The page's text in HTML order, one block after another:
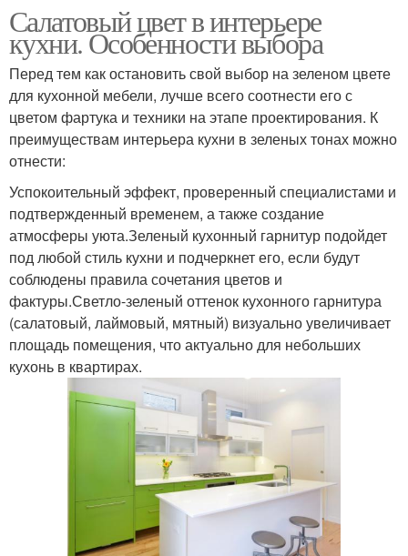
Салатовый цвет в интерьере
кухни. Особенности выбора
Перед тем как остановить свой выбор на зеленом цвете
для кухонной мебели, лучше всего соотнести его с
цветом фартука и техники на этапе проектирования. К
преимуществам интерьера кухни в зеленых тонах можно
отнести:
Успокоительный эффект, проверенный специалистами и
подтвержденный временем, а также создание
атмосферы уюта.Зеленый кухонный гарнитур подойдет
под любой стиль кухни и подчеркнет его, если будут
соблюдены правила сочетания цветов и
фактуры.Светло-зеленый оттенок кухонного гарнитура
(салатовый, лаймовый, мятный) визуально увеличивает
площадь помещения, что актуально для небольших
кухонь в квартирах.